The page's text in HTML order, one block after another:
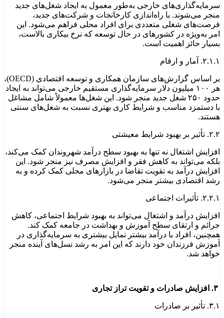
سرمایه‌گذاری‌های خارجی به‌طور معمول به ایجاد شغل‌های جدید
منجر می‌شوند. با راه‌اندازی کارخانجات و شرکت‌های جدید،
فرصت‌های شغلی متعددی برای افراد محلی فراهم می‌شود. این
امر به‌ویژه در کشورهای در حال توسعه که نرخ بیکاری بالاست،
بسیار حائز اهمیت است.
۲.۱.۱. آمار و ارقام
بر اساس گزارش‌های سازمان همکاری و توسعه اقتصادی (OECD)،
هر ۱۰۰ میلیون دلار سرمایه‌گذاری مستقیم خارجی می‌تواند به ایجاد
حدود ۲۵۰ شغل جدید منجر شود. این شغل‌ها معمولاً شامل مشاغل
با دستمزد مناسب و شرایط کاری بهتری نسبت به شغل‌های سنتی
هستند.
۲.۲. تأثیر بر بهبود شرایط معیشتی
افزایش اشتغال نه تنها به بهبود سطح درآمد شهروندان کمک می‌کند،
بلکه می‌تواند به کاهش فقر و افزایش مصرف نیز منجر شود. این
افزایش درآمد به تقویت تقاضا در بازارهای محلی کمک کرده و به
رشد اقتصادی بیشتر منجر می‌شود.
۲.۲.۱. تأثیرات اجتماعی
افزایش درآمد و اشتغال می‌تواند به بهبود شرایط اجتماعی، کاهش
جرائم و ارتقای سطح آموزش و بهداشت در جامعه کمک کند.
همچنین، افراد با درآمد بیشتر تمایل بیشتری به سرمایه‌گذاری در
آموزش فرزندان خود دارند که این امر به رشد نسل‌های آینده منجر
خواهد شد.
۳.۱. تأثیر بر صادرات